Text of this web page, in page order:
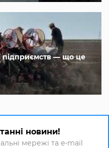
підприємств — що це
новини!
мережі та e-mail